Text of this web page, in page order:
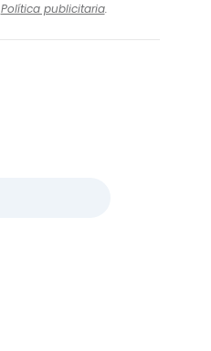
Política publicitaria.